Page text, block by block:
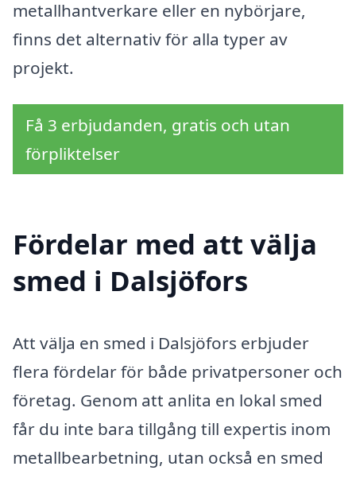
metallhantverkare eller en nybörjare,
finns det alternativ för alla typer av
projekt.
Få 3 erbjudanden, gratis och utan
förpliktelser
Fördelar med att välja
smed i Dalsjöfors
Att välja en smed i Dalsjöfors erbjuder
flera fördelar för både privatpersoner och
företag. Genom att anlita en lokal smed
får du inte bara tillgång till expertis inom
metallbearbetning, utan också en smed